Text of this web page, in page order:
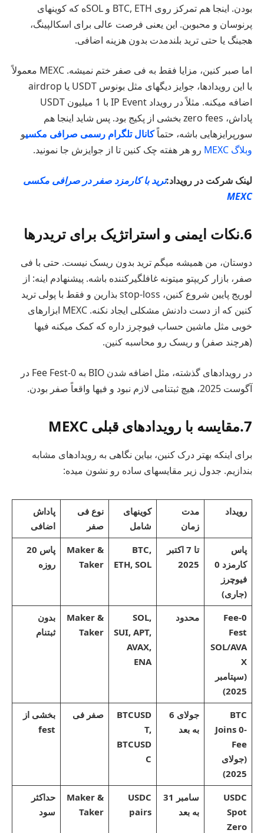
بودن. اینجا هم تمرکز روی BTC, ETH و SOLه که کوینهای
پرنوسان و محبوبن. این یعنی فرصت عالی برای اسکالپینگ،
هجینگ یا حتی ترید بلندمدت بدون هزینه اضافی.
اما صبر کنین، مزایا فقط به فی صفر ختم نمیشه. MEXC معمولاً
با این رویدادها، جوایز دیگهای مثل بونوس USDT یا airdrop
اضافه میکنه. مثلاً در رویداد IP Event با 1 میلیون USDT
پاداش، zero fees بخشی از پکیج بود. پس شاید اینجا هم
سورپرایزهایی باشه، حتماًکانال تلگرام رسمی صرافی مکسیو
وبلاگ MEXC
رو هر هفته چک کنین تا از جوایزش جا نمونید.
لینک شرکت در رویداد:ترید با کارمزد صفر در صرافی مکسی
MEXC
6.نکات ایمنی و استراتژیک برای تریدرها
دوستان، من همیشه میگم ترید بدون ریسک نیست. حتی با فی
صفر، بازار کریپتو میتونه غافلگیرکننده باشه. پیشنهادم اینه: از
لوریج پایین شروع کنین، stop-loss بذارین و فقط با پولی ترید
کنین که از دست دادنش مشکلی ایجاد نکنه. MEXC ابزارهای
خوبی مثل ماشین حساب فیوچرز داره که کمک میکنه فیها
(هرچند صفر) و ریسک رو محاسبه کنین.
در رویدادهای گذشته، مثل اضافه شدن BIO به 0-Fee Fest در
آگوست 2025، هیچ ثبتنامی لازم نبود و فیها واقعاً صفر بودن.
7.مقایسه با رویدادهای قبلی MEXC
برای اینکه بهتر درک کنین، بیاین نگاهی به رویدادهای مشابه
بندازیم. جدول زیر مقایسهای ساده رو نشون میده:
رویداد
مدت
زمان
کوینهای
شامل
نوع فی
صفر
پاداش
اضافی
پاس
کارمزد 0
فیوچرز
(جاری)
تا 7 اکتبر
2025
BTC,
ETH, SOL
Maker &
Taker
پاس 20
روزه
0-Fee
Fest
SOL/AVA
X
(سپتامبر
2025)
محدود
SOL,
SUI, APT,
AVAX,
ENA
Maker &
Taker
بدون
ثبتنام
BTC
Joins 0-
Fee
(جولای
2025)
جولای 6
به بعد
BTCUSD
T,
BTCUSD
C
صفر فی
بخشی از
fest
USDC
Spot
Zero
سامبر 31
به بعد
USDC
pairs
Maker &
Taker
حداکثر
سود